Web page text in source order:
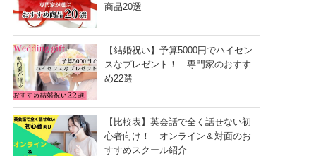
商品20選
【結婚祝い】予算5000円でハイセン
スなプレゼント！ 専門家のおすす
め22選
【比較表】英会話で全く話せない初
心者向け！ オンライン＆対面のお
すすめスクール紹介